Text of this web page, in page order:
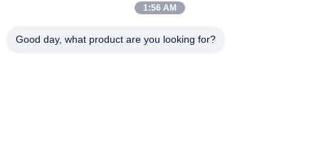
1:56 AM
Good day, what product are you looking for?